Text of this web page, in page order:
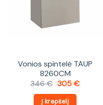
Vonios spintelė TAUP
8260CM
346€ Original
was:
305€Current
Į krepšelį